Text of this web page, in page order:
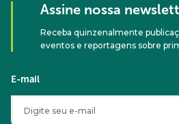
Assine nossa
Receba quinzenalmente
eventos e reportagens sobre
E-mail